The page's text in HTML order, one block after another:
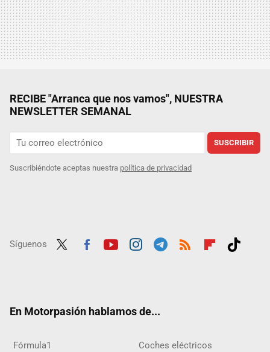
RECIBE "Arranca que nos vamos", NUESTRA
NEWSLETTER SEMANAL
SUSCRIBIR
Suscribiéndote aceptas nuestra política de privacidad
Síguenos
En Motorpasión hablamos de...
Fórmula1 Coches eléctricos